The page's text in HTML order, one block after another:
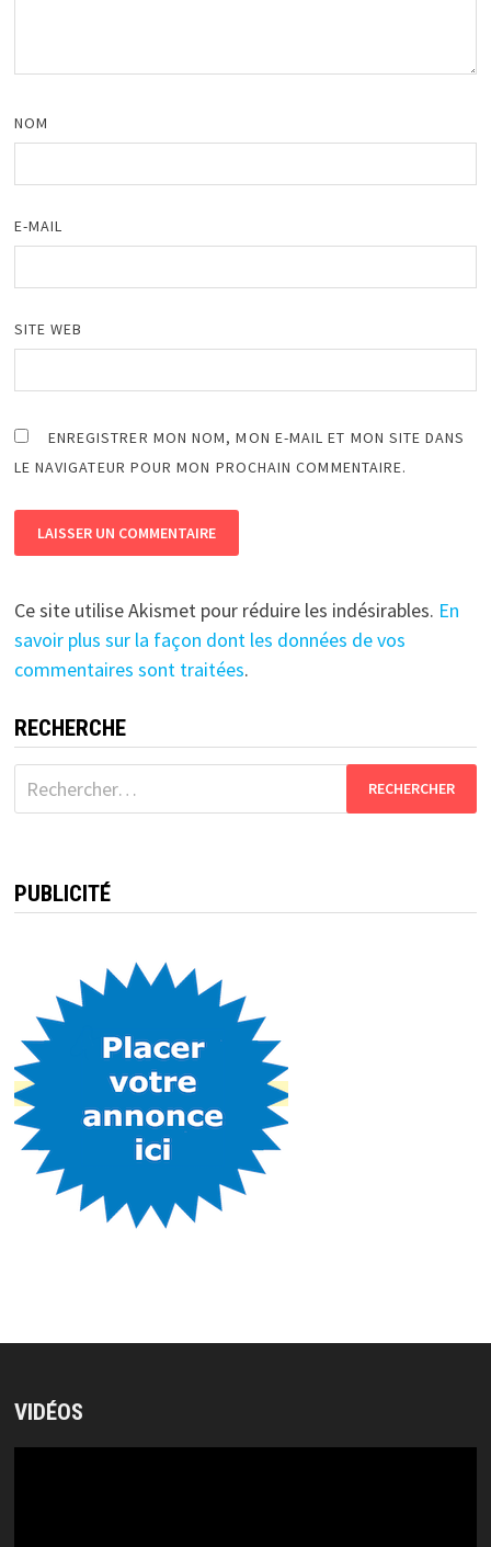
NOM
E-MAIL
SITE WEB
ENREGISTRER MON NOM, MON E-MAIL ET MON SITE DANS
LE NAVIGATEUR POUR MON PROCHAIN COMMENTAIRE.
Ce site utilise Akismet pour réduire les indésirables. En
savoir plus sur la façon dont les données de vos
commentaires sont traitées.
RECHERCHE
Rechercher :
PUBLICITÉ
VIDÉOS